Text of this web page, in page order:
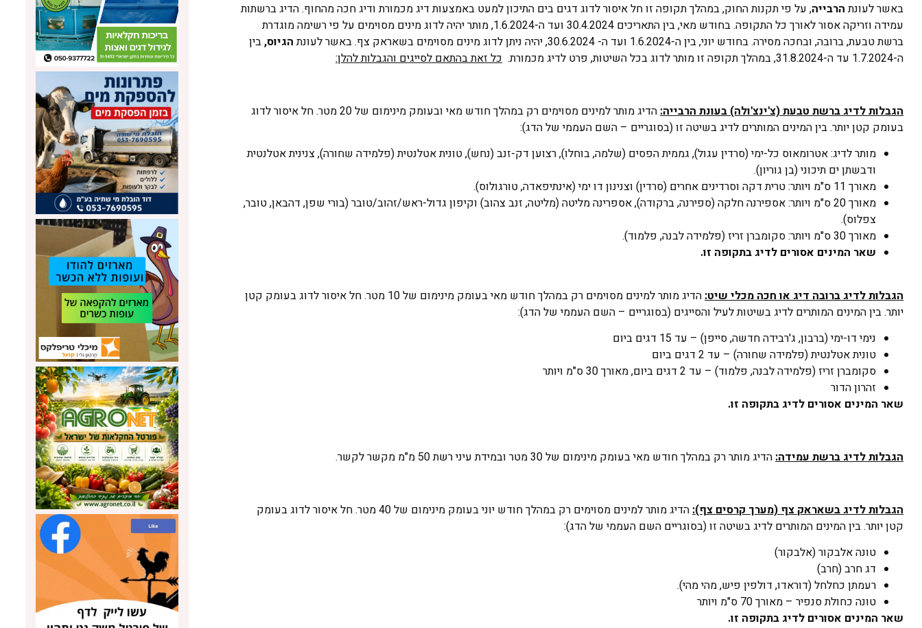
באשר לעונתהרבייה, על פי תקנות החוק, במהלך תקופה זו חל איסור לדוג דגים בים התיכון למעט באמצעות דיג מכמורת ודיג חכה מהחוף. הדיג ברשתות
עמידה וזריקה אסור לאורך כל התקופה. בחודש מאי, בין התאריכים 30.4.2024 ועד ה-1.6.2024, מותר יהיה לדוג מינים מסוימים על פי רשימה מוגדרת
ברשת טבעת, ברובה, ובחכה מסירה. בחודש יוני, בין ה-1.6.2024 ועד ה- 30.6.2024, יהיה ניתן לדוג מינים מסוימים בשאראק צף. באשר לעונת
הגיוס,בין
ה-1.7.2024 עד ה-31.8.2024, במהלך תקופה זו מותר לדוג בכל השיטות, פרט לדיג מכמורת.
כל זאת בהתאם לסייגים והגבלות להלן:
הגבלות לדיג ברשת טבעת (צ'ינצ'ולה) בעונת הרבייה:
הדיג מותר למינים מסוימים רק במהלך חודש מאי ובעומק מינימום של 20 מטר. חל איסור לדוג
בעומק קטן יותר. בין המינים המותרים לדיג בשיטה זו (בסוגריים – השם העממי של הדג):
מותר לדיג: אטרומאוס כל-ימי (סרדין עגול), גממית הפסים (שלמה, בוחלו), רצוען דק-זנב (נחש), טונית אטלנטית (פלמידה שחורה), צנינית אטלנטית
ודבשתן ים תיכוני (בן גוריון).
מאורך 11 ס"מ ויותר: טרית דקה וסרדינים אחרים (סרדין) וצנינון דו ימי (אינתיפאדה, טורגולוס).
מאורך 20 ס"מ ויותר: אספירנה חלקה (ספירנה, ברקודה), אספרינה מליטה (מליטה, זנב צהוב) וקיפון גדול-ראש/זהוב/טובר (בורי שפן, דהבאן, טובר,
צפלוס).
מאורך 30 ס"מ ויותר: סקומברן זריז (פלמידה לבנה, פלמוד).
שאר המינים אסורים לדיג בתקופה זו.
הגבלות לדיג ברובה דיג או חכה מכלי שיט:
הדיג מותר למינים מסוימים רק במהלך חודש מאי בעומק מינימום של 10 מטר. חל איסור לדוג בעומק קטן
יותר. בין המינים המותרים לדיג בשיטות לעיל והסייגים (בסוגריים – השם העממי של הדג):
נימי דו-ימי (ברבון, ג'רבידה חדשה, סייפן) – עד 15 דגים ביום
טונית אטלנטית (פלמידה שחורה) – עד 2 דגים ביום
סקומברן זריז (פלמידה לבנה, פלמוד) – עד 2 דגים ביום, מאורך 30 ס"מ ויותר
זהרון הדור
שאר המינים אסורים לדיג בתקופה זו.
הגבלות לדיג ברשת עמידה:הדיג מותר רק במהלך חודש מאי בעומק מינימום של 30 מטר ובמידת עיני רשת 50 מ"מ מקשר לקשר.
הגבלות לדיג בשאראק צף (מערך קרסים צף):
הדיג מותר למינים מסוימים רק במהלך חודש יוני בעומק מינימום של 40 מטר. חל איסור לדוג בעומק
קטן יותר. בין המינים המותרים לדיג בשיטה זו (בסוגריים השם העממי של הדג):
טונה אלבקור (אלבקור)
דג חרב (חרב)
רעמתן כחלחל (דוראדו, דולפין פיש, מהי מהי).
טונה כחולת סנפיר – מאורך 70 ס"מ ויותר
שאר המינים אסורים לדיג בתקופה זו.